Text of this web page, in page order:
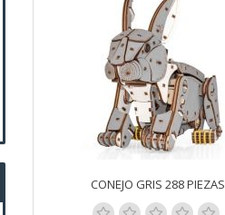
Plano Navio Santa Ana
CONEJO GRIS 288 PIEZAS